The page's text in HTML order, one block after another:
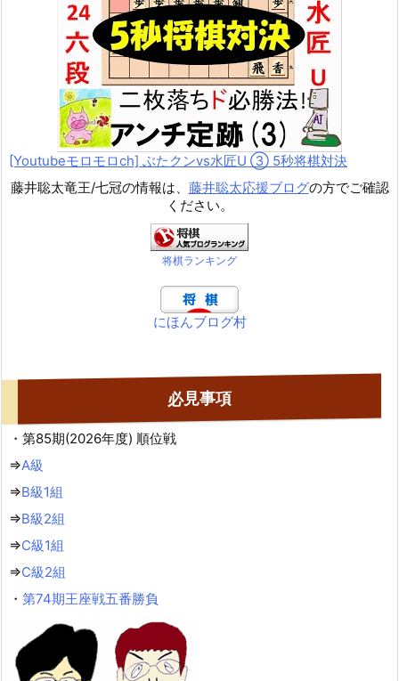
[Youtubeモロモロch] ぶたクンvs水匠U ③ 5秒将棋対決
藤井聡太竜王/七冠の情報は、 藤井聡太応援ブログの方でご確認
ください。
将棋ランキング
にほんブログ村
必見事項
・第85期(2026年度) 順位戦
⇒A級
⇒B級1組
⇒B級2組
⇒C級1組
⇒C級2組
・ 第74期王座戦五番勝負